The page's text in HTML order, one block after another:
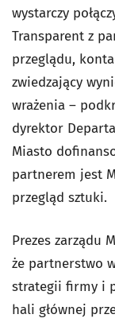
wystarczy
Transparent z
przeglądu,
zwiedzający
wrażenia –
dyrektor
Miasto
partnerem jest
przegląd sztuki.
Prezes zarządu
że partnerstwo
strategii firmy i
hali głównej